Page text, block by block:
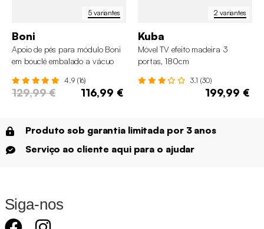
5 variantes
Boni
Apoio de pés para módulo Boni
em bouclé embalado a vácuo
4.9 (16)
129,99 € 116,99 €
2 variantes
Kuba
Móvel TV efeito madeira 3
portas, 180cm
3.1 (30)
199,99 €
Produto sob garantia limitada por 3 anos
Serviço ao cliente aqui para o ajudar
Siga-nos